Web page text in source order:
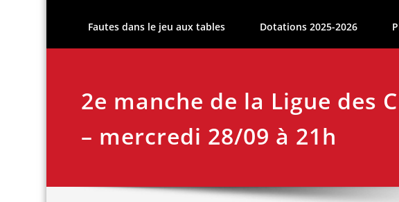
Fautes dans le jeu aux tables Dotations 2025-2026
2e manche de la Ligue des
– mercredi 28/09 à 21h